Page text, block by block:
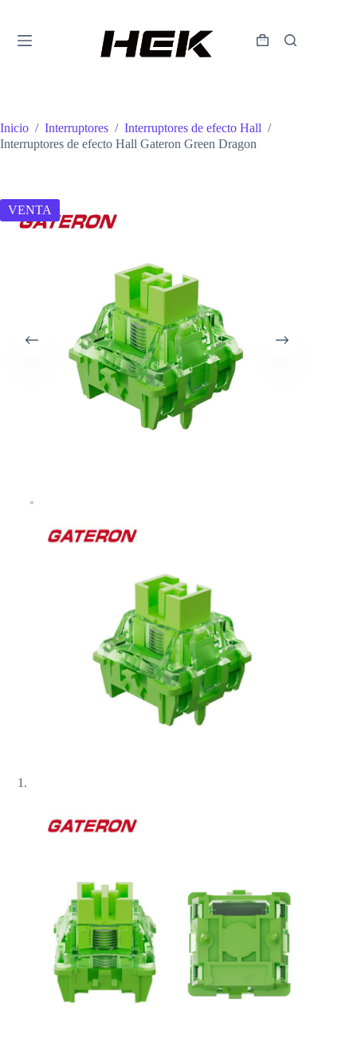
Inicio / Interruptores / Interruptores de efecto Hall /
Interruptores de efecto Hall Gateron Green Dragon
VENTA